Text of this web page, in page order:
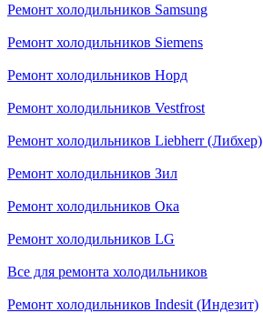
Ремонт холодильников Samsung
Ремонт холодильников Siemens
Ремонт холодильников Норд
Ремонт холодильников Vestfrost
Ремонт холодильников Liebherr (Либхер)
Ремонт холодильников Зил
Ремонт холодильников Ока
Ремонт холодильников LG
Все для ремонта холодильников
Ремонт холодильников Indesit (Индезит)